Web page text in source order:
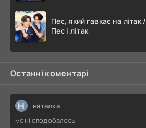
Пес, який гавкає на літак /
Пес і літак
Останні коментарі
Н наталка
мені сподобалось